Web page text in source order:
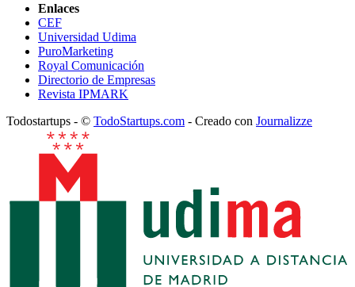
Enlaces
CEF
Universidad Udima
PuroMarketing
Royal Comunicación
Directorio de Empresas
Revista IPMARK
Todostartups - © TodoStartups.com - Creado con Journalizze